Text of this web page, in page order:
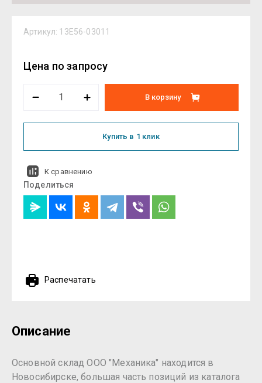
Артикул: 13E56-03011
Цена по запросу
В корзину
Купить в 1 клик
К сравнению
Поделиться
Распечатать
Описание
Основной склад ООО "Механика" находится в
Новосибирске, большая часть позиций из каталога